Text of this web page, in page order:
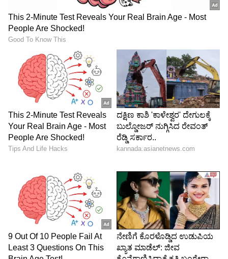
5
ಬಾಡಿಗೆ ಮನೆ ಮಾಡಿದ್ರು
COE ಕೊಡಿಗೇನಹಳ್ಳಿ ಬಳಿಯಿದೆ. ಇದಕ್ಕೆ ಹತ್ತಿರ ಆಗುವಂತೆ
ರಿಂದ 6 ವರ್ಷ ಅವರು ಟೆಸ್ಟ್‌ ಕ್ರಿಕೆಟ್‌ ಆಡಲಿದ್ದಾರೆ.
ಇಲ್ಲಿ ಹಾರ್ದಿಕ್‌ ಪಾಂಡ್ಯ ಜೊತೆಗೆ ಬಿಸಿಸಿಐ ತರಬೇತುದಾರರು,
ವೈಯಕ್ತಿಕ ಫಿಸಿಯೋಥೆರಪಿಸ್ಟ್, ಸ್ಟ್ರೆಂತ್ ಆಂಡ್ ಕಂಡೀಷನಿಂಗ್
(S&C) ಕೋಚ್ ಕೂಡ ಇರುತ್ತಾರೆ. ಬ್ಯಾಟಿಂಗ್ ಅಭ್ಯಾಸಕ್ಕಾಗಿ
COE ನೇಮಿಸಿಕೊಳ್ಳುವ ನೆಟ್ ಬೌಲರ್‌ಗಳಿಗೆ ಸ್ವಂತ ಹಣದಿಂದ